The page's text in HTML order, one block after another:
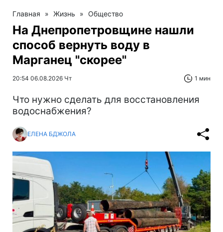
Главная » Жизнь » Общество
На Днепропетровщине нашли
способ вернуть воду в
Марганец "скорее"
20:54 06.08.2026 Чт 1 мин
Что нужно сделать для восстановления
водоснабжения?
ЕЛЕНА БДЖОЛА